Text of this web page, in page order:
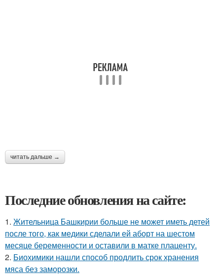
читать дальше →
Последние обновления на сайте:
1. Жительница Башкирии больше не может иметь детей
после того, как медики сделали ей аборт на шестом
месяце беременности и оставили в матке плаценту.
2. Биохимики нашли способ продлить срок хранения
мяса без заморозки.